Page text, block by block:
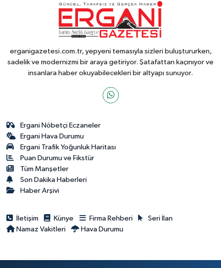
erganigazetesi.com.tr, yepyeni temasıyla sizleri buluştururken,
sadelik ve modernizmi bir araya getiriyor. Şatafattan kaçınıyor ve
insanlara haber okuyabilecekleri bir altyapı sunuyor.
Ergani Nöbetçi Eczaneler
Ergani Hava Durumu
Ergani Trafik Yoğunluk Haritası
Puan Durumu ve Fikstür
Tüm Manşetler
Son Dakika Haberleri
Haber Arşivi
İletişim Künye Firma Rehberi
Seri İlan
Namaz Vakitleri
Hava Durumu